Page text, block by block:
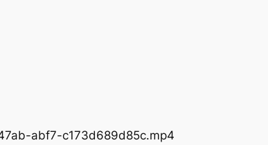
abf7-c173d689d85c.mp4